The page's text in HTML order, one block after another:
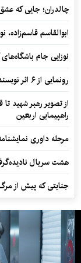
چالدران؛ جایی که
ابوالقاسم
نوزایی جام
رونمایی از ۶ اثر نویسندگان دلیجان در آیین «سر این قلم سلامت»
از تصویر رهبر شهید
راهپیمایی اربعین
مرحله داوری
هشت سریال
جنایتی که پیش از